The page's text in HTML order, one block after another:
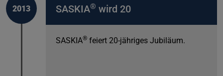
SASKIA® wird 20
SASKIA® feiert 20-jähriges Jubiläum.
2013